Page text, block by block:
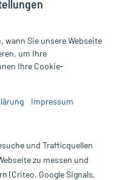
ausschließlich für
einen Arzt. Bitte
Webseite benutzt
wichtigen Hinweise in
einer Bestellung
wann Sie unsere Webseite
um Ihre
Ihre Cookie-
Impressum
und Trafficquellen
zu messen und
(Criteo, Google Signals,